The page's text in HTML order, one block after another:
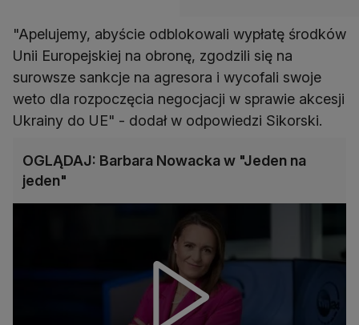
"Apelujemy, abyście odblokowali wypłatę środków
Unii Europejskiej na obronę, zgodzili się na
surowsze sankcje na agresora i wycofali swoje
weto dla rozpoczęcia negocjacji w sprawie akcesji
Ukrainy do UE" - dodał w odpowiedzi Sikorski.
OGLĄDAJ: Barbara Nowacka w "Jeden na
jeden"